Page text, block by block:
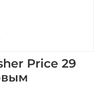
Price 29